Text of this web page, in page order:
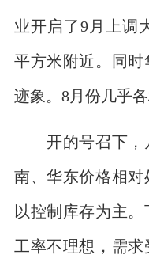
业开启了9月上调
平方米附近。同
迹象。8月份几乎
开的号召下，
南、华东价格相对
以控制库存为主
工率不理想，需